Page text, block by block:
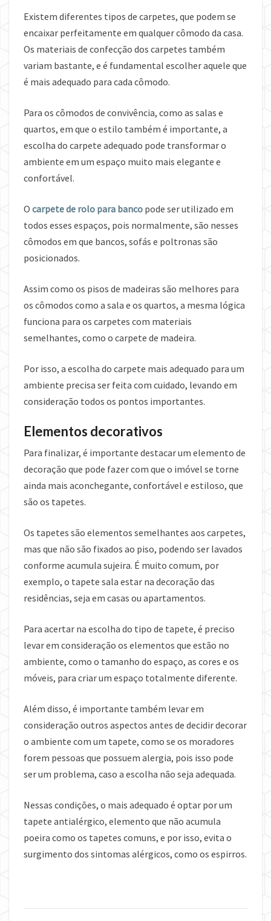
Existem diferentes tipos de carpetes, que podem se
encaixar perfeitamente em qualquer cômodo da casa.
Os materiais de confecção dos carpetes também
variam bastante, e é fundamental escolher aquele que
é mais adequado para cada cômodo.
Para os cômodos de convivência, como as salas e
quartos, em que o estilo também é importante, a
escolha do carpete adequado pode transformar o
ambiente em um espaço muito mais elegante e
confortável.
O carpete de rolo para banco pode ser utilizado em
todos esses espaços, pois normalmente, são nesses
cômodos em que bancos, sofás e poltronas são
posicionados.
Assim como os pisos de madeiras são melhores para
os cômodos como a sala e os quartos, a mesma lógica
funciona para os carpetes com materiais
semelhantes, como o carpete de madeira.
Por isso, a escolha do carpete mais adequado para um
ambiente precisa ser feita com cuidado, levando em
consideração todos os pontos importantes.
Elementos decorativos
Para finalizar, é importante destacar um elemento de
decoração que pode fazer com que o imóvel se torne
ainda mais aconchegante, confortável e estiloso, que
são os tapetes.
Os tapetes são elementos semelhantes aos carpetes,
mas que não são fixados ao piso, podendo ser lavados
conforme acumula sujeira. É muito comum, por
exemplo, o tapete sala estar na decoração das
residências, seja em casas ou apartamentos.
Para acertar na escolha do tipo de tapete, é preciso
levar em consideração os elementos que estão no
ambiente, como o tamanho do espaço, as cores e os
móveis, para criar um espaço totalmente diferente.
Além disso, é importante também levar em
consideração outros aspectos antes de decidir decorar
o ambiente com um tapete, como se os moradores
forem pessoas que possuem alergia, pois isso pode
ser um problema, caso a escolha não seja adequada.
Nessas condições, o mais adequado é optar por um
tapete antialérgico, elemento que não acumula
poeira como os tapetes comuns, e por isso, evita o
surgimento dos sintomas alérgicos, como os espirros.